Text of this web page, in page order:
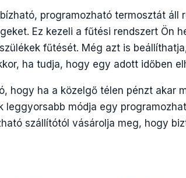
programozható termosztát áll
Ez kezeli a fűtési rendszert Ön
fűtését. Még azt is
ha tudja, hogy egy adott időben
hogy ha a közelgő télen pénzt akar
leggyorsabb módja egy
szállítótól vásárolja meg, hogy